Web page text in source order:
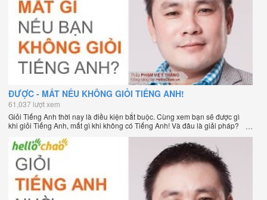
ĐƯỢC - MẤT NẾU KHÔNG GIỎI TIẾNG ANH!
61,037 lượt xem
Giỏi Tiếng Anh thời nay là điều kiện bắt buộc. Cùng xem bạn sẽ được gì
khi giỏi Tiếng Anh, mất gì khi không có Tiếng Anh! Và đâu là giải pháp?